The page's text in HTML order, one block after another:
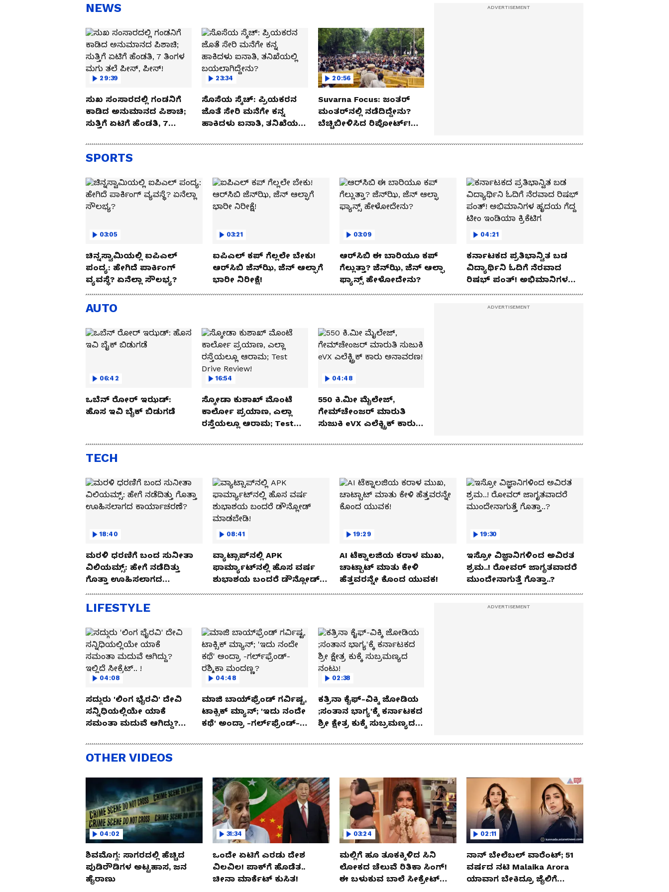
NEWS
29:39
ಸುಖ ಸಂಸಾರದಲ್ಲಿ ಗಂಡನಿಗೆ
ಕಾಡಿದ ಅನುಮಾನದ ಪಿಶಾಚಿ;
ಸುತ್ತಿಗೆ ಏಟಿಗೆ ಹೆಂಡತಿ, 7
ಪೀಸ್!
23:34
ಸೊಸೆಯ ಸ್ಕೆಚ್: ಪ್ರಿಯಕರನ
ಜೊತೆ ಸೇರಿ ಮನೆಗೇ ಕನ್ನ
ಹಾಕಿದಳು ಐನಾತಿ, ತನಿಖೆಯಲ್ಲಿ
20:56
Suvarna Focus: ಜಂತರ್
ಮಂತರ್‌ನಲ್ಲಿ ನಡೆದಿದ್ದೇನು?
ಬೆಚ್ಚಿಬೀಳಿಸಿದ ರಿಪೋರ್ಟ್!
ಸೀಕ್ರೆಟ್?
SPORTS
03:05
ಚಿನ್ನಸ್ವಾಮಿಯಲ್ಲಿ ಐಪಿಎಲ್‌
ಪಂದ್ಯ: ಹೇಗಿದೆ ಪಾರ್ಕಿಂಗ್
ವ್ಯವಸ್ಥೆ? ಏನೆಲ್ಲಾ ಸೌಲಭ್ಯ?
03:21
ಐಪಿಎಲ್ ಕಪ್‌ ಗೆಲ್ಲಲೇ ಬೇಕು!
ಆರ್‌ಸಿಬಿ ಜೆನ್‌ಝಿ, ಜೆನ್‌ ಆಲ್ಫಾಗೆ
ಭಾರೀ ನಿರೀಕ್ಷೆ!
03:09
ಆರ್‌ಸಿಬಿ ಈ ಬಾರಿಯೂ ಕಪ್‌
ಗೆಲ್ಲುತ್ತಾ? ಜೆನ್‌ಝಿ, ಜೆನ್‌ ಆಲ್ಫಾ
ಫ್ಯಾನ್ಸ್ ಹೇಳೋದೇನು?
04:21
ಕರ್ನಾಟಕದ ಪ್ರತಿಭಾನ್ವಿತ ಬಡ
ವಿದ್ಯಾರ್ಥಿನಿ ಓದಿಗೆ ನೆರವಾದ
ರಿಷಭ್ ಪಂತ್! ಅಭಿಮಾನಿಗಳ
AUTO
06:42
ಒಬೆನ್ ರೋರ್ ಇಝಡ್:
ಹೊಸ ಇವಿ ಬೈಕ್ ಬಿಡುಗಡೆ
16:54
ಸ್ಕೋಡಾ ಕುಶಾಖ್ ಮೊಂಟೆ
ಕಾರ್ಲೋ ಪ್ರಯಾಣ, ಎಲ್ಲಾ
ರಸ್ತೆಯಲ್ಲೂ ಆರಾಮ; Test
04:48
550 ಕಿ.ಮೀ ಮೈಲೇಜ್,
ಗೇಮ್‌ಚೇಂಜರ್ ಮಾರುತಿ
ಸುಜುಕಿ eVX ಎಲೆಕ್ಟ್ರಿಕ್ ಕಾರು
TECH
18:40
ಮರಳಿ ಧರಣಿಗೆ ಬಂದ ಸುನೀತಾ
ವಿಲಿಯಮ್ಸ್: ಹೇಗೆ ನಡೆದಿತ್ತು
ಗೊತ್ತಾ ಊಹಿಸಲಾಗದ
ಕಾರ್ಯಾಚರಣೆ?
08:41
ವ್ಯಾಟ್ಸಾಪ್‌ನಲ್ಲಿ APK
ಫಾರ್ಮ್ಯಾಟ್‌ನಲ್ಲಿ ಹೊಸ ವರ್ಷ
ಶುಭಾಶಯ ಬಂದರೆ ಡೌನ್ಲೋಡ್
ಮಾಡಬೇಡಿ!
19:29
AI ಟೆಕ್ನಾಲಜಿಯ ಕರಾಳ ಮುಖ,
ಚಾಟ್ಬಾಟ್ ಮಾತು ಕೇಳಿ
ಹೆತ್ತವರನ್ನೇ ಕೊಂದ ಯುವಕ!
19:30
ಇಸ್ರೋ ವಿಜ್ಞಾನಿಗಳಿಂದ ಅವಿರತ
ಶ್ರಮ..! ರೋವರ್ ಜಾಗೃತವಾದರೆ
ಮುಂದೇನಾಗುತ್ತೆ ಗೊತ್ತಾ..?
LIFESTYLE
04:08
ಸದ್ಗುರು 'ಲಿಂಗ ಭೈರವಿ' ದೇವಿ
ಸನ್ನಿಧಿಯಲ್ಲಿಯೇ ಯಾಕೆ
ಸಮಂತಾ ಮದುವೆ ಆಗಿದ್ದು?
04:48
ಮಾಜಿ ಬಾಯ್‌ಫ್ರೆಂಡ್ ಗರ್ವಿಷ್ಟ,
ಟಾಕ್ಸಿಕ್ ಮ್ಯಾನ್; 'ಇದು ನಂದೇ
ಕಥೆ' ಅಂದ್ರಾ -ಗರ್ಲ್‌ಫ್ರೆಂಡ್-
02:38
ಕತ್ರಿನಾ ಕೈಫ್-ವಿಕ್ಕಿ ಜೋಡಿಯ
;ಸಂತಾನ ಭಾಗ್ಯ'ಕ್ಕೆ ಕರ್ನಾಟಕದ
ಶ್ರೀ ಕ್ಷೇತ್ರ ಕುಕ್ಕೆ ಸುಬ್ರಮಣ್ಯದ
OTHER VIDEOS
04:02
ಶಿವಮೊಗ್ಗ: ಸಾಗರದಲ್ಲಿ ಹೆಚ್ಚಿದ
ಪುಡಿರೌಡಿಗಳ ಅಟ್ಟಹಾಸ, ಜನ
ಹೈರಾಣು
31:34
ಒಂದೇ ಏಟಿಗೆ ಎರಡು ದೇಶ
ವಿಲವಿಲ! ಪಾಕ್​​ಗೆ ಹೊಡೆತ..
ಚೀನಾ ಮಾರ್ಕೆಟ್​ ಕುಸಿತ!
03:24
ಮಲ್ಲಿಗೆ ಹೂ ತೂಕಕ್ಕಿಳಿದ ಸಿನಿ
ಲೋಕದ ಚೆಲುವೆ ರಿತಿಕಾ ಸಿಂಗ್!‌
ಈ ಬಳುಕುವ ಬಾಲೆ ಸೀಕ್ರೇಟ್‌
02:11
ನಾನ್ ಬೇಲೆಬಲ್ ವಾರೆಂಟ್; 51
ವರ್ಷದ ನಟಿ Malaika Arora
ಯಾವಾಗ ಬೇಕಿದ್ರೂ ಜೈಲಿಗೆ